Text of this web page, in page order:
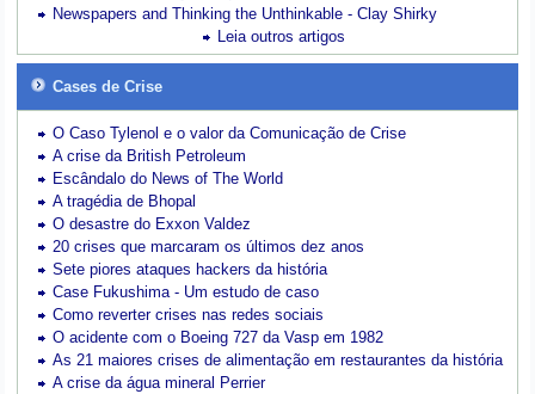
Newspapers and Thinking the Unthinkable - Clay Shirky
Leia outros artigos
Cases de Crise
O Caso Tylenol e o valor da Comunicação de Crise
A crise da British Petroleum
Escândalo do News of The World
A tragédia de Bhopal
O desastre do Exxon Valdez
20 crises que marcaram os últimos dez anos
Sete piores ataques hackers da história
Case Fukushima - Um estudo de caso
Como reverter crises nas redes sociais
O acidente com o Boeing 727 da Vasp em 1982
As 21 maiores crises de alimentação em restaurantes da história
A crise da água mineral Perrier